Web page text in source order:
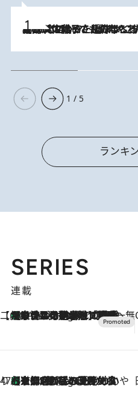
2026.8.5
【阿川佐和子さんの年とる力】なぜ70代で始めた趣味は“こんなに楽しい”のか？ ピアノ、俳句…スランプに陥っても続けられる“ある秘訣”とは
1 / 5
ランキ
SERIES
連載
【CREA×星野リゾート】唯一無二。癒しと発見が待つ場所へ
2 Hours Ago
【トンボの足水浴】ヒノキの香りに包まれて涼感マックス！約13℃の湧水かけ流しを避暑地「星野温泉 トンボの湯」で体験
47都道府県の手みやげ ひんやりスイーツで夏を満喫
4 Hours Ago
【京都府】この夏絶対食べたい 冷やしておいしいおやつ3選 ひと口目から心を掴む新緑のテリーヌ